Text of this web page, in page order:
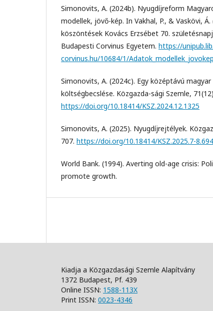
Simonovits, A. (2024b). Nyugdíjreform
modellek, jövő-kép. In Vakhal, P., & Vaskövi,
köszöntések Kovács Erzsébet 70.
Budapesti Corvinus Egyetem. https://
corvinus.hu/10684/1/
Simonovits, A. (2024c). Egy középtávú
költségbecslése. Közgazda-sági Szemle,
https://doi.org/10.18414/KSZ.2024.12.1325
Simonovits, A. (2025). Nyugdíjrejtélyek.
707. https://doi.org/10.18414/KSZ.2025.7-8.694
World Bank. (1994). Averting old-age crisis:
promote growth.
Kiadja a Közgazdasági Szemle Alapítvány
1372 Budapest, Pf. 439
Online ISSN: 1588-113X
Print ISSN: 0023-4346